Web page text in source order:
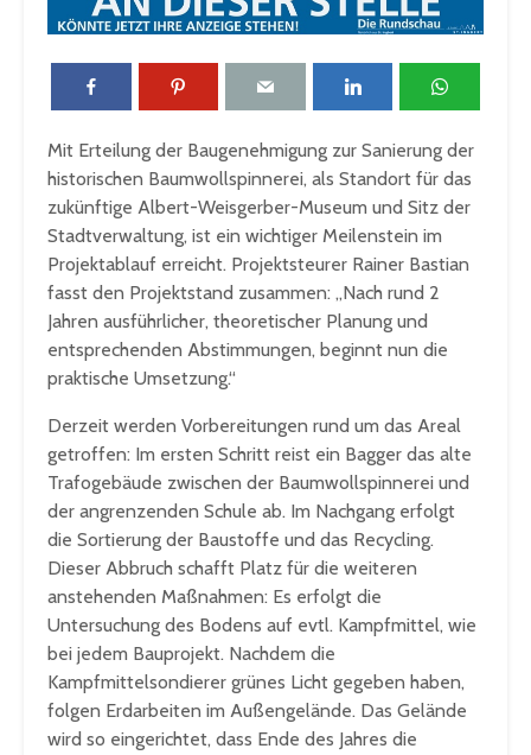
Mit Erteilung der Baugenehmigung zur Sanierung der
historischen Baumwollspinnerei, als Standort für das
zukünftige Albert-Weisgerber-Museum und Sitz der
Stadtverwaltung, ist ein wichtiger Meilenstein im
Projektablauf erreicht. Projektsteurer Rainer Bastian
fasst den Projektstand zusammen: „Nach rund 2
Jahren ausführlicher, theoretischer Planung und
entsprechenden Abstimmungen, beginnt nun die
praktische Umsetzung.“
Derzeit werden Vorbereitungen rund um das Areal
getroffen: Im ersten Schritt reist ein Bagger das alte
Trafogebäude zwischen der Baumwollspinnerei und
der angrenzenden Schule ab. Im Nachgang erfolgt
die Sortierung der Baustoffe und das Recycling.
Dieser Abbruch schafft Platz für die weiteren
anstehenden Maßnahmen: Es erfolgt die
Untersuchung des Bodens auf evtl. Kampfmittel, wie
bei jedem Bauprojekt. Nachdem die
Kampfmittelsondierer grünes Licht gegeben haben,
folgen Erdarbeiten im Außengelände. Das Gelände
wird so eingerichtet, dass Ende des Jahres die